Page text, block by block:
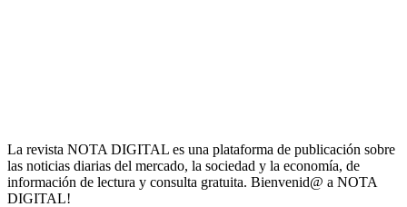
La revista NOTA DIGITAL es una plataforma de publicación sobre
las noticias diarias del mercado, la sociedad y la economía, de
información de lectura y consulta gratuita. Bienvenid@ a NOTA
DIGITAL!